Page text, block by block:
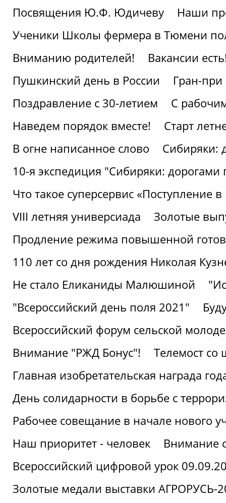
Посвящения Ю.Ф. Юдичеву
Наши
Ученики Школы фермера в Тюмени
Вниманию родителей!
Вакансии
Пушкинский день в России
Гран-
Поздравление с 30-летием
С
Наведем порядок вместе!
Старт
В огне написанное слово
Сибиряки:
10-я экспедиция "Сибиряки: дорогами
Что такое суперсервис «Поступление
VIII летняя универсиада
Золотые
Продление режима повышенной
110 лет со дня рождения Николая
Не стало Еликаниды Малюшиной
"Всероссийский день поля 2021"
Всероссийский форум сельской
Внимание "РЖД Бонус"!
Телемост
Главная изобретательская награда
День солидарности в борьбе с
Рабочее совещание в начале нового
Наш приоритет - человек
Внимание
Всероссийский цифровой урок
Золотые медали выставки АГРОРУСЬ-